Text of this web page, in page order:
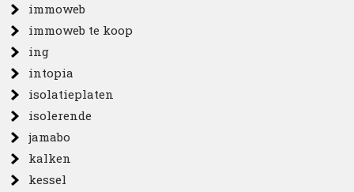
immoweb
immoweb te koop
ing
intopia
isolatieplaten
isolerende
jamabo
kalken
kessel